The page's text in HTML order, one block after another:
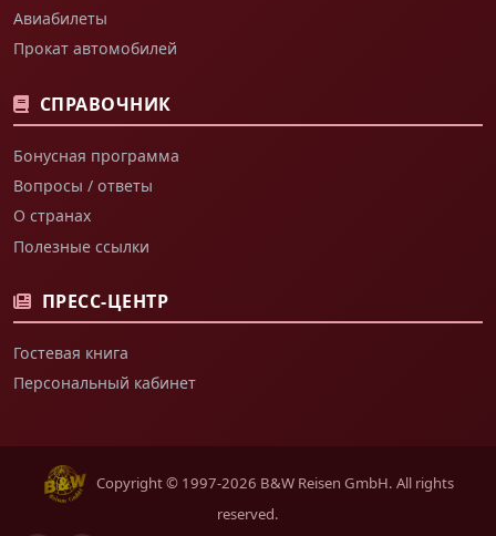
Авиабилеты
Прокат автомобилей
СПРАВОЧНИК
Бонусная программа
Вопросы / ответы
О странах
Полезные ссылки
ПРЕСС-ЦЕНТР
Гостевая книга
Персональный кабинет
Copyright © 1997-2026 B&W Reisen GmbH. All rights
reserved.